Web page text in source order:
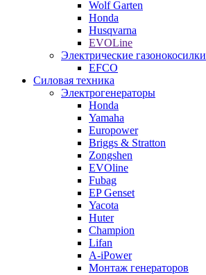
Wolf Garten
Honda
Husqvarna
EVOLine
Электрические газонокосилки
EFCO
Силовая техника
Электрогенераторы
Honda
Yamaha
Europower
Briggs & Stratton
Zongshen
EVOline
Fubag
EP Genset
Yacota
Huter
Champion
Lifan
A-iPower
Монтаж генераторов